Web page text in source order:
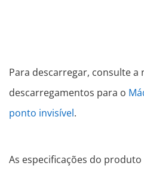
Para descarregar, consulte a
descarregamentos para o
ponto invisível.
As especificações do produto